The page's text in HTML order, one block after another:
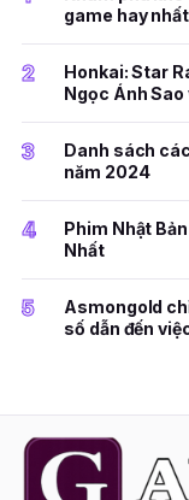
game hay
2
Honkai: Star
Ngọc Ánh Sao
3
Danh sách
năm 2024
4
Phim Nhật
Nhất
5
Asmongold
số dẫn đến